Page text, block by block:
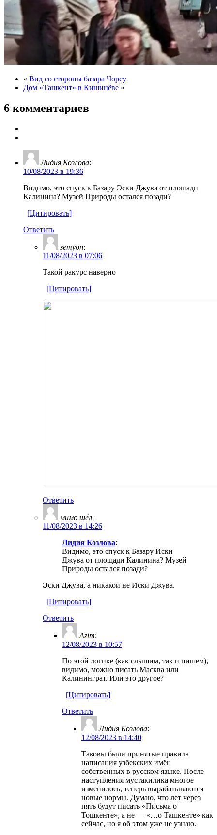
« Вид со стороны базара Чорсу
Дом «Ташкент» в Кишинёве »
6 комментариев
Лидия Козлова:
10/08/2023 в 19:36
Видимо, это спуск к Базару Эски Джува от площади
Калинина? Музей Природы остался позади?
[Цитировать]
Ответить
semyon:
11/08/2023 в 07:06
Такой ракурс наверно
[Цитировать]
Ответить
мимо шёл:
11/08/2023 в 14:26
Лидия Козлова:
Видимо, это спуск к Базару Иски
Джува от площади Калинина? Музей
Природы остался позади?
Эски Джува, а никакой не Иски Джува.
[Цитировать]
Ответить
Azim:
12/08/2023 в 10:57
По этой логике (как слышим, так и пишем),
видимо, можно писать Масква или
Калининграт. Или это другое?
[Цитировать]
Ответить
Лидия Козлова:
12/08/2023 в 14:40
Таковы были принятые правила
написания узбекских имён
собственных в русском языке. После
наступления мустакилика многое
изменилось, теперь вырабатываются
новые нормы. Думаю, что лет через
пять будут писать «Письма о
Тошкенте», а не — «…о Ташкенте» как
сейчас, но я об этом уже не узнаю.